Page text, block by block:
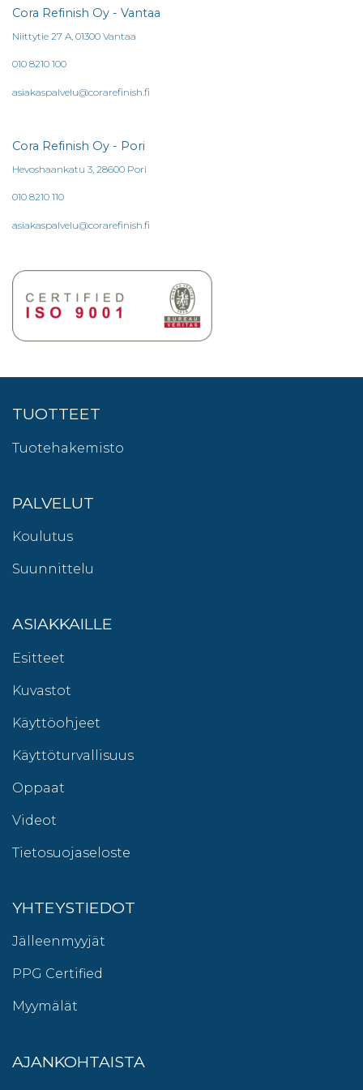
Cora Refinish Oy - Vantaa
Niittytie 27 A, 01300 Vantaa
010 8210 100
asiakaspalvelu@corarefinish.fi
Cora Refinish Oy - Pori
Hevoshaankatu 3, 28600 Pori
010 8210 110
asiakaspalvelu@corarefinish.fi
TUOTTEET
Tuotehakemisto
PALVELUT
Koulutus
Suunnittelu
ASIAKKAILLE
Esitteet
Kuvastot
Käyttöohjeet
Käyttöturvallisuus
Oppaat
Videot
Tietosuojaseloste
YHTEYSTIEDOT
Jälleenmyyjät
PPG Certified
Myymälät
AJANKOHTAISTA